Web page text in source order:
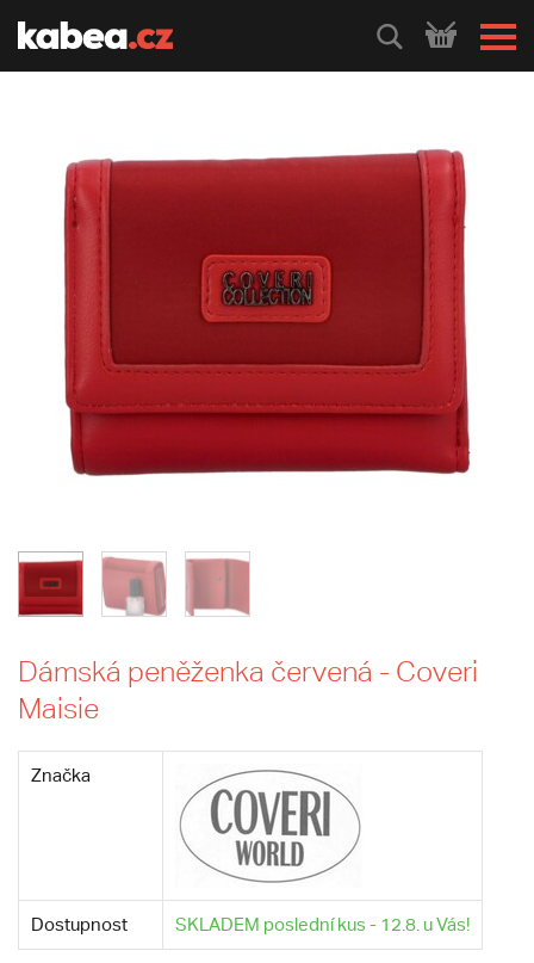
HLEDEJ
Dámská peněženka červená - Coveri
Maisie
Značka
Dostupnost SKLADEM poslední kus - 12.8. u Vás!